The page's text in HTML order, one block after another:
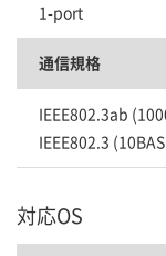
1-port
通信規格
IEEE802.3ab
IEEE802.3
対応OS